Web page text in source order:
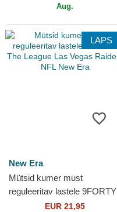
Aug.
LAPS
New Era
Mütsid kumer must
reguleeritav lastele 9FORTY
The League Las Vegas
EUR 21,95